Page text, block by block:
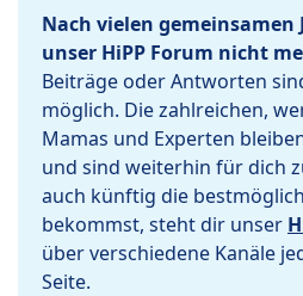
Nach vielen
unser HiPP Forum nicht
Beiträge oder Antworten
möglich. Die zahlreichen,
Mamas und Experten
und sind weiterhin für dich
auch künftig die
bekommst, steht dir unser
über verschiedene Kanäle
Seite.